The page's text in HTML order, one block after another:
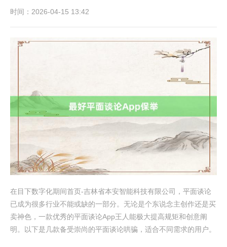
时间：2026-04-15 13:42
在目下数字化期间首页-吉林省本安智能科技有限公司，平面谈论
已成为很多行业不能或缺的一部分。无论是个东说念主创作还是买
卖神色，一款优秀的平面谈论App王人能极大提高规矩和创意阐
明。以下是几款备受崇尚的平面谈论哄骗，适合不同需求的用户。